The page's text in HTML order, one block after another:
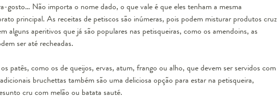
gosto… Não importa o nome dado, o que vale é que eles tenham a mesma
principal. As receitas de petiscos são inúmeras, pois podem misturar produtos cruz
alguns aperitivos que já são populares nas petisqueiras, como os amendoins, as
ser até recheadas.
patês, como os de queijos, ervas, atum, frango ou alho, que devem ser servidos com
bruchettas também são uma deliciosa opção para estar na petisqueira,
cru com melão ou batata sauté.